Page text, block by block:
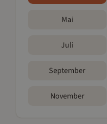
Mai
Juli
September
November